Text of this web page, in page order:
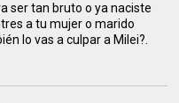
ser tan bruto o ya naciste
a tu mujer o marido
lo vas a culpar a Milei?.